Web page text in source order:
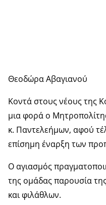
Θεοδώρα Αβαγιανού
Κοντά στους νέους της
μια φορά ο
κ. Παντελεήμων, αφού
επίσημη έναρξη των
Ο αγιασμός
της ομάδας παρουσία
και φιλάθλων.